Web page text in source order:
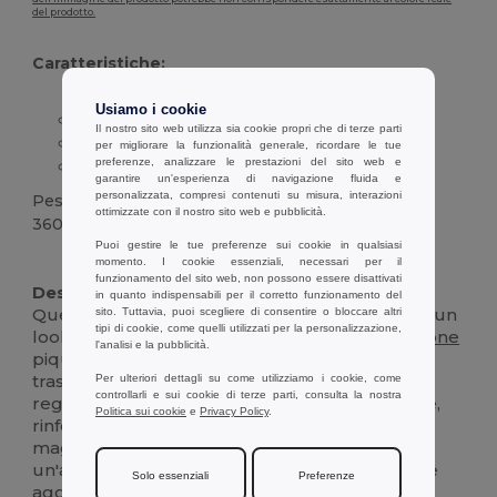
del prodotto.
Caratteristiche:
Tessuto piqué 100% cotone
cardato
Design a maniche lunghe
Collo epolsinia coste rinforzati
Peso
360 g.
Alta disponibilità Personalizzabile
Descrizione :
Questa polo a maniche lunghe da uomo offre un
look classico grazie al suo tessuto in 100%cotone
piqué cardato, che garantisce comfort e
traspirabilità. Realizzata con una vestibilità
regolare, presenta un colletto epolsinia coste,
rinforzati da un nastro in maglia piqué per una
maggiore durata. La camicia è dotata di
un'abbottonatura a tre bottoni, con un bottone
aggiuntivo ben cucito nella cucitura. Gli
Usiamo i cookie
Il nostro sito web utilizza sia cookie propri che di terze parti
per migliorare la funzionalità generale, ricordare le tue
preferenze, analizzare le prestazioni del sito web e
garantire un'esperienza di navigazione fluida e
personalizzata, compresi contenuti su misura, interazioni
ottimizzate con il nostro sito web e pubblicità.
Puoi gestire le tue preferenze sui cookie in qualsiasi
momento. I cookie essenziali, necessari per il
funzionamento del sito web, non possono essere disattivati
in quanto indispensabili per il corretto funzionamento del
sito. Tuttavia, puoi scegliere di consentire o bloccare altri
tipi di cookie, come quelli utilizzati per la personalizzazione,
l'analisi e la pubblicità.
Per ulteriori dettagli su come utilizziamo i cookie, come
controllarli e sui cookie di terze parti, consulta la nostra
Politica sui cookie e Privacy Policy.
Solo essenziali Preferenze